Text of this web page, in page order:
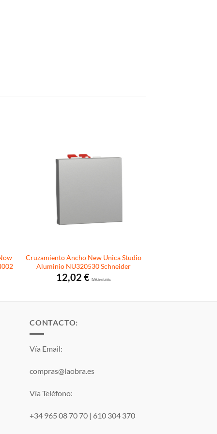
Cruzamiento Ancho New Unica Studio
Aluminio NU320530 Schneider
12,02€ I.V.A. incluido.
CONTACTO:
Vía Email:
compras@laobra.es
Vía Teléfono:
+34 965 08 70 70 | 610 304 370